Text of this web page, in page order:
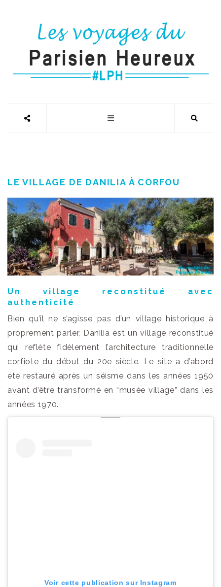
LE VILLAGE DE DANILIA À CORFOU
Un village reconstitué avec
authenticité
Bien qu’il ne s’agisse pas d’un village historique à
proprement parler, Danilia est un village reconstitué
qui reflète fidèlement l’architecture traditionnelle
corfiote du début du 20e siècle. Le site a d’abord
été restauré après un séisme dans les années 1950
avant d’être transformé en “musée village” dans les
années 1970.
Voir cette publication sur Instagram